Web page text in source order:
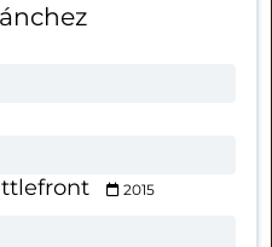
2015